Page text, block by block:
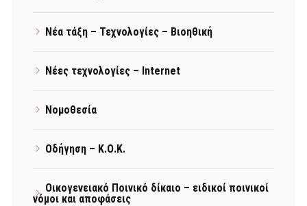
Νέα τάξη – Τεχνολογίες – Βιοηθική
Νέες τεχνολογίες – Internet
Νομοθεσία
Οδήγηση – Κ.Ο.Κ.
Οικογενειακό Ποινικό δίκαιο – ειδικοί ποινικοί
νόμοι και αποφάσεις